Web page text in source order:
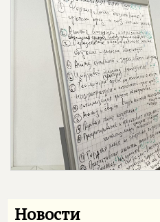
Новости